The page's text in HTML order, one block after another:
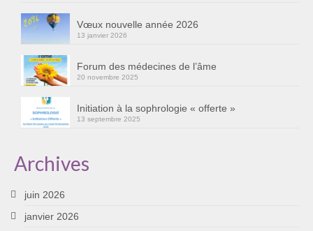
Bertrand Thomas, Psychopraticien
Cursus « Le chemin par la psyché »
Sophro-Méditation tous les lundis soir en visio
Initiation à la sophrologie « offerte »
Témoignages B
Vœux nouvelle année 2026
13 janvier 2026
Forum des médecines de l’âme
20 novembre 2025
Initiation à la sophrologie « offerte »
13 septembre 2025
Archives
juin 2026
janvier 2026